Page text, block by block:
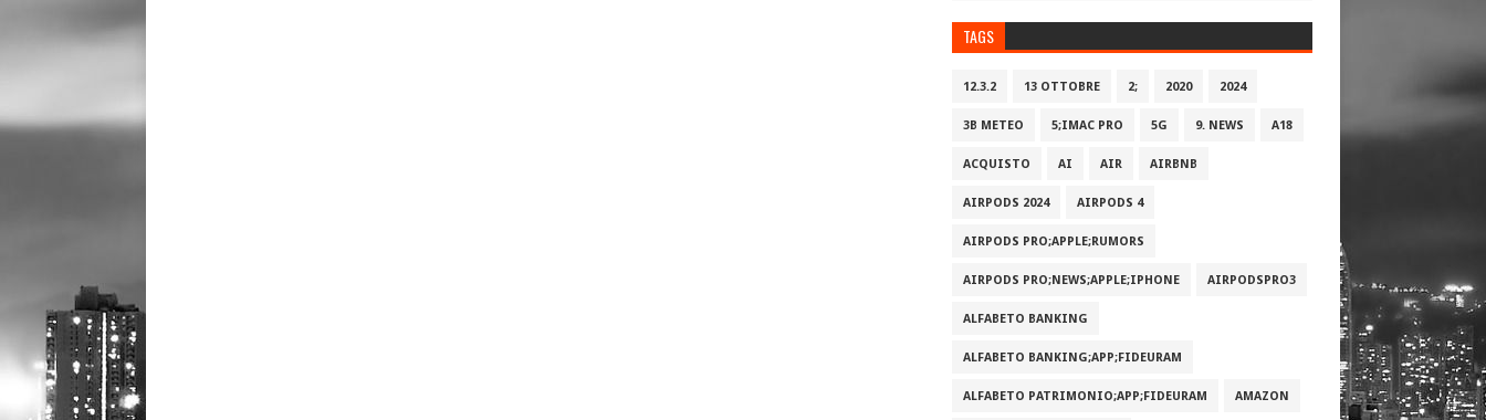
TAGS
12.3.2 13 OTTOBRE 2; 2020 2024
3B METEO 5;IMAC PRO 5G 9. NEWS A18
ACQUISTO AI AIR AIRBNB
AIRPODS 2024 AIRPODS 4
AIRPODS PRO;APPLE;RUMORS
AIRPODS PRO;NEWS;APPLE;IPHONE AIRPODSPRO3
ALFABETO BANKING
ALFABETO BANKING;APP;FIDEURAM
ALFABETO PATRIMONI‪O‬;APP;FIDEURAM AMAZON